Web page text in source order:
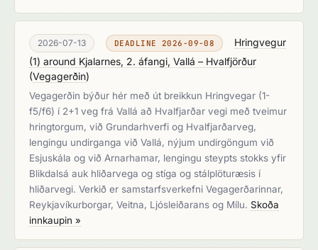
2026-07-13 DEADLINE 2026-09-08
Hringvegur
(1) around Kjalarnes, 2. áfangi, Vallá – Hvalfjörður
(Vegagerðin)
Vegagerðin býður hér með út breikkun Hringvegar (1-
f5/f6) í 2+1 veg frá Vallá að Hvalfjarðar vegi með tveimur
hringtorgum, við Grundarhverfi og Hvalfjarðarveg,
lengingu undirganga við Vallá, nýjum undirgöngum við
Esjuskála og við Arnarhamar, lengingu steypts stokks yfir
Blikdalsá auk hliðarvega og stíga og stálplöturæsis í
hliðarvegi. Verkið er samstarfsverkefni Vegagerðarinnar,
Reykjavíkurborgar, Veitna, Ljósleiðarans og Mílu. Skoða
innkaupin »